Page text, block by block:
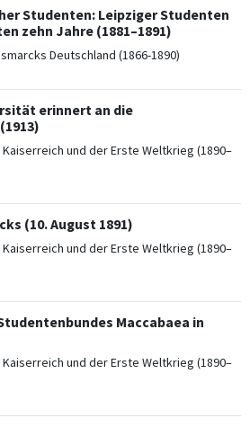
Studenten: Leipziger Studenten
zehn Jahre (1881–1891)
Deutschland (1866-1890)
erinnert an die
Kaiserreich und der Erste Weltkrieg (1890–
(10. August 1891)
Kaiserreich und der Erste Weltkrieg (1890–
Maccabaea in
Kaiserreich und der Erste Weltkrieg (1890–